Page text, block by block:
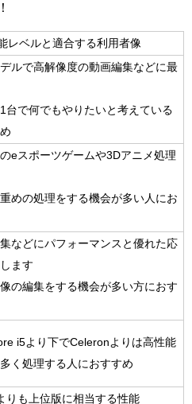
レベルと適合する利用者像
デルで高解像度の動画編集などに最
1台で何でもやりたいと考えている
のeスポーツゲームや3Dアニメ処理
重めの処理をする機会が多い人にお
集などにパフォーマンスと優れた応
ます
像の編集をする機会が多い方におす
i5より下でCeleronよりは高性能
多く処理する人におすすめ
りも上位版に相当する性能